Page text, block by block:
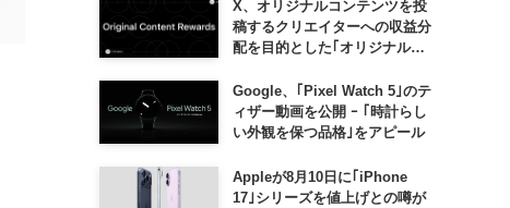
X、オリジナルコンテンツを投
稿するクリエイターへの収益分
配を目的とした｢オリジナルコ
入へ ｰ 従来の｢収益分配｣は廃
止
Google、｢Pixel Watch 5｣のテ
ィザー動画を公開 ｰ ｢時計らし
い外観を保つ品格｣をアピール
Appleが8月10日に｢iPhone
17｣シリーズを値上げとの噂が